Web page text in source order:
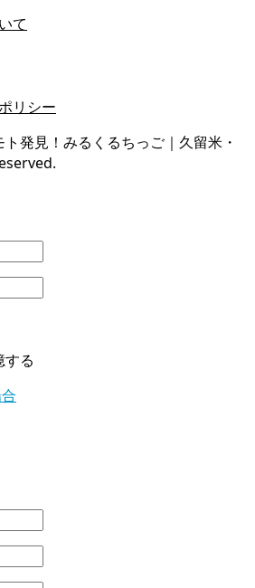
て
リシー
ト発見！みるくるちっご｜久留米・
する